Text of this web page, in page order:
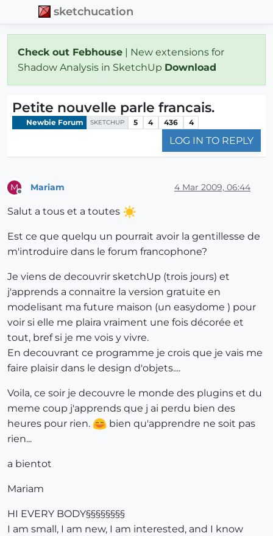
sketchucation
Check out Febhouse | New extensions for
Shadow Analysis in SketchUp Download
Petite nouvelle parle francais.
Newbie Forum SKETCHUP 5 4 436 4
LOG IN TO REPLY
M Mariam 4 Mar 2009, 06:44
Salut a tous et a toutes
Est ce que quelqu un pourrait avoir la gentillesse de
m'introduire dans le forum francophone?
Je viens de decouvrir sketchUp (trois jours) et
j'apprends a connaitre la version gratuite en
modelisant ma future maison (un easydome ) pour
voir si elle me plaira vraiment une fois décorée et
tout, bref si je me vois y vivre.
En decouvrant ce programme je crois que je vais me
faire plaisir dans le design d'objets....
Voila, ce soir je decouvre le monde des plugins et du
meme coup j'apprends que j ai perdu bien des
heures pour rien.
bien qu'apprendre ne soit pas
rien...
a bientot
Mariam
HI EVERY BODY§§§§§§§§
I am small, I am new, I am interested, and I know